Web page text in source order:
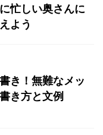
忙しい奥さんに
よう
き！無難なメッ
き方と文例